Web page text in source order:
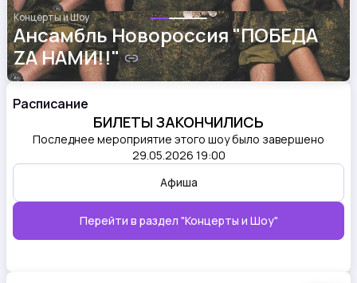
Концерты и Шоу
Ансамбль Новороссия "ПОБЕДА
ZA НАМИ!!"
Расписание
БИЛЕТЫ ЗАКОНЧИЛИСЬ
Последнее мероприятие этого шоу было завершено
29.05.2026 19:00
Афиша
Перейти в раздел "Концерты и Шоу"